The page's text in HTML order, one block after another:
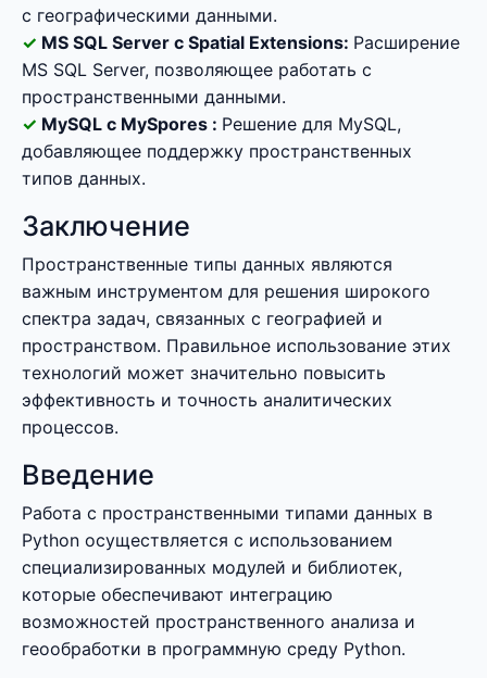
с географическими данными.
MS SQL Server с Spatial Extensions: Расширение
MS SQL Server, позволяющее работать с
пространственными данными.
MySQL с MySpores : Решение для MySQL,
добавляющее поддержку пространственных
типов данных.
Заключение
Пространственные типы данных являются
важным инструментом для решения широкого
спектра задач, связанных с географией и
пространством. Правильное использование этих
технологий может значительно повысить
эффективность и точность аналитических
процессов.
Введение
Работа с пространственными типами данных в
Python осуществляется с использованием
специализированных модулей и библиотек,
которые обеспечивают интеграцию
возможностей пространственного анализа и
геообработки в программную среду Python.